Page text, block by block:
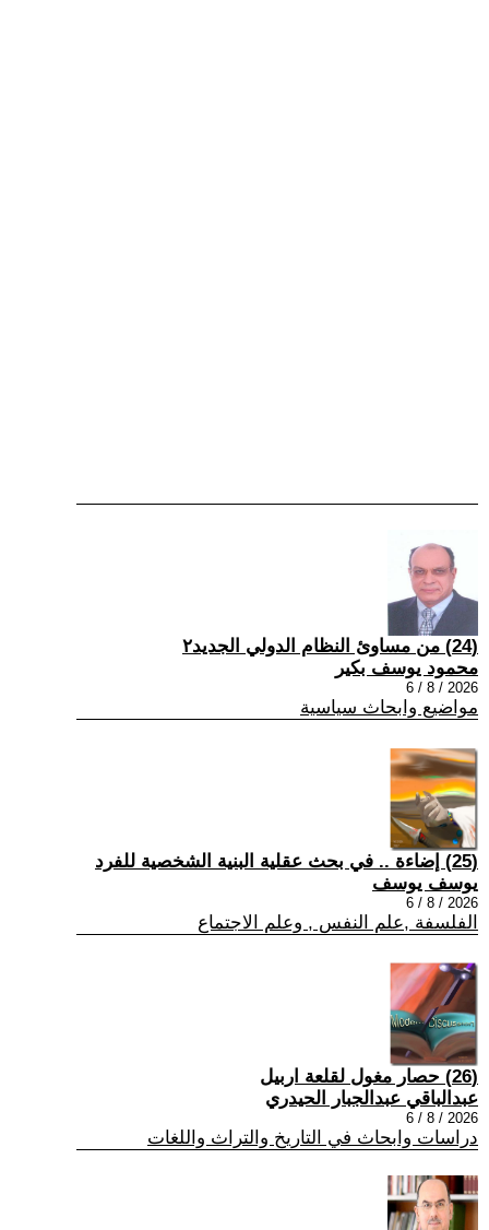
(24) من مساوئ النظام الدولي الجديد٢
محمود يوسف بكير
2026 / 8 / 6
مواضيع وابحاث سياسية
(25) إضاءة .. في بحث عقلية البنية الشخصية للفرد
يوسف يوسف
2026 / 8 / 6
الفلسفة ,علم النفس , وعلم الاجتماع
(26) حصار مغول لقلعة اربيل
عبدالباقي عبدالجبار الحيدري
2026 / 8 / 6
دراسات وابحاث في التاريخ والتراث واللغات